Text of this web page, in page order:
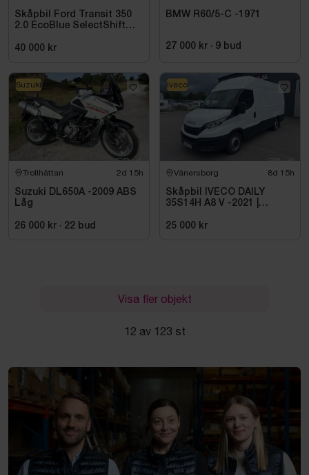
Skåpbil Ford Transit 350
2.0 EcoBlue SelectShift
40 000 kr
BMW R60/5-C -1971
27 000 kr · 9 bud
Trollhättan 2d 15h
Suzuki DL650A -2009 ABS
Låg
26 000 kr · 22 bud
Suzuki
Vänersborg 8d 15h
Skåpbil IVECO DAILY
35S14H A8 V -2021 |
25 000 kr
Iveco
Visa fler objekt
12 av 123 st